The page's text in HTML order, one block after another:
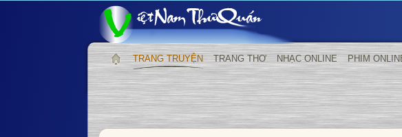
TRANG TRUYỆN TRANG THƠ NHẠC ONLINE PHIM